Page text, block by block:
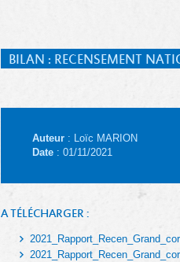
BILAN : RECENSEMENT
Auteur : Loïc MARION
Date : 01/11/2021
A TÉLÉCHARGER :